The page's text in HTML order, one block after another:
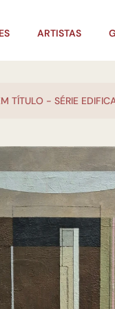
ARTISTAS
TÍTULO - SÉRIE